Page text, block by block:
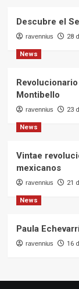
Descubre el
ravennius 28
News
Montibello
ravennius 23
News
Vintae
mexicanos
ravennius 21
News
Paula
ravennius 16